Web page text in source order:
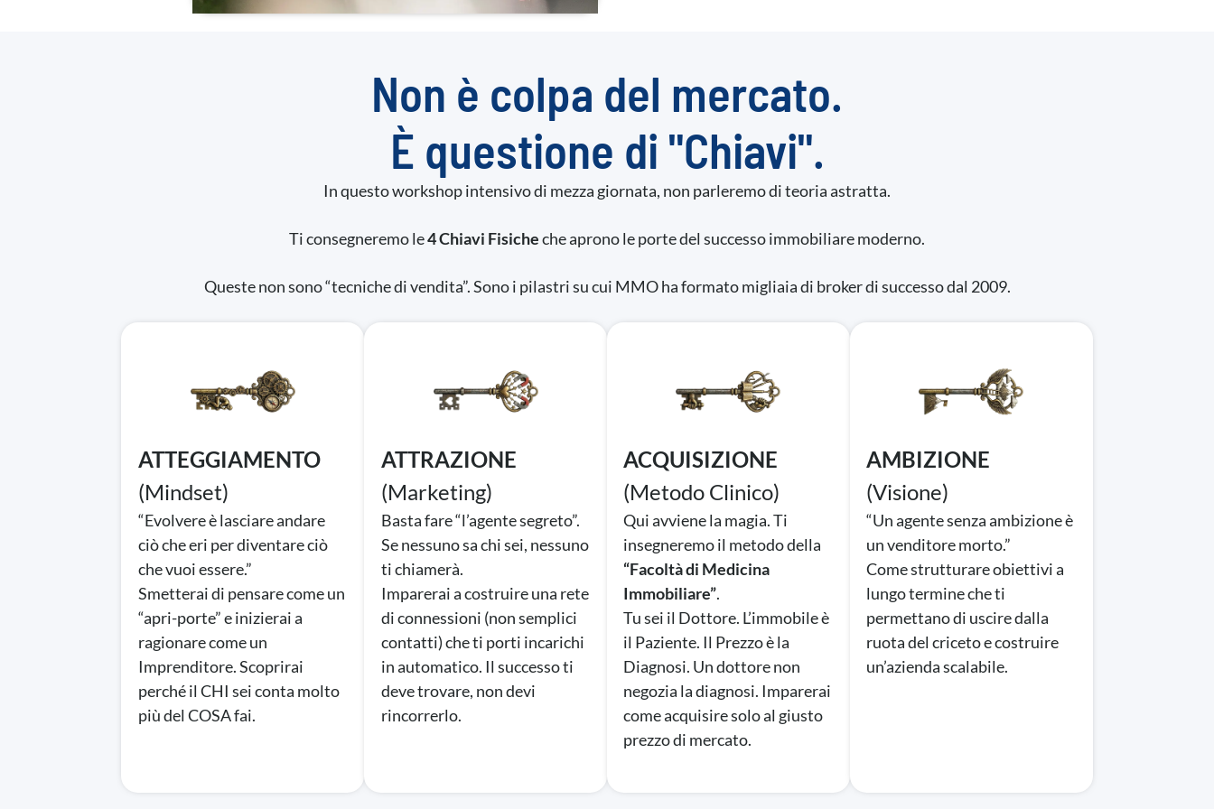
Non è colpa del mercato.
È questione di "Chiavi".
In questo workshop intensivo di mezza giornata, non parleremo di teoria astratta.
Ti consegneremo le4 Chiavi Fisicheche aprono le porte del successo immobiliare moderno.
Queste non sono “tecniche di vendita”. Sono i pilastri su cui MMO ha formato migliaia di broker di successo dal 2009.
ATTEGGIAMENTO
(Mindset)
“Evolvere è lasciare andare
ciò che eri per diventare ciò
che vuoi essere.”
Smetterai di pensare come un
“apri-porte” e inizierai a
ragionare come un
Imprenditore. Scoprirai
perché il CHI sei conta molto
più del COSA fai.
ATTRAZIONE
(Marketing)
Basta fare “l’agente segreto”.
Se nessuno sa chi sei, nessuno
ti chiamerà.
Imparerai a costruire una rete
di connessioni (non semplici
contatti) che ti porti incarichi
in automatico. Il successo ti
deve trovare, non devi
rincorrerlo.
ACQUISIZIONE
(Metodo Clinico)
Qui avviene la magia. Ti
insegneremo il metodo della
“Facoltà di Medicina
Immobiliare”.
Tu sei il Dottore. L’immobile è
il Paziente. Il Prezzo è la
Diagnosi. Un dottore non
negozia la diagnosi. Imparerai
come acquisire solo al giusto
prezzo di mercato.
AMBIZIONE
(Visione)
“Un agente senza ambizione è
un venditore morto.”
Come strutturare obiettivi a
lungo termine che ti
permettano di uscire dalla
ruota del criceto e costruire
un’azienda scalabile.